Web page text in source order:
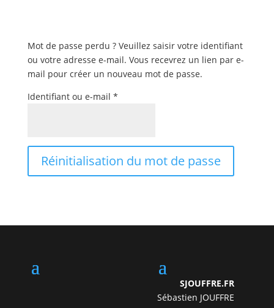
Mot de passe perdu ? Veuillez saisir votre identifiant
ou votre adresse e-mail. Vous recevrez un lien par e-
mail pour créer un nouveau mot de passe.
Identifiant ou e-mail *Obligatoire
Réinitialisation du mot de passe
SJOUFFRE.FR
Sébastien JOUFFRE